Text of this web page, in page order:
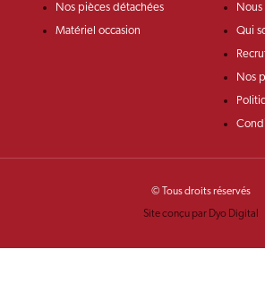
Nos pièces détachées
Matériel occasion
Qui
Nos
© Tous droits réservés
Site conçu par Dyo Digital